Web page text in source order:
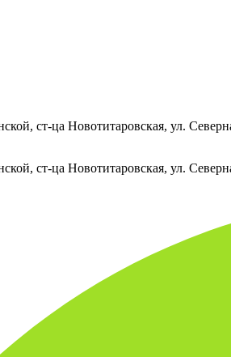
ст-ца Новотитаровская, ул.
ст-ца Новотитаровская, ул.